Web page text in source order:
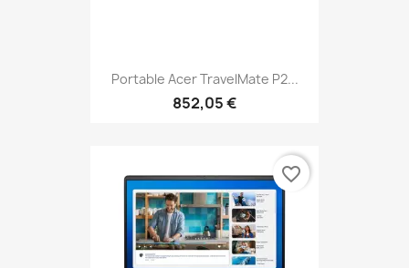
Portable Acer TravelMate P2...
852,05 €
favorite_border